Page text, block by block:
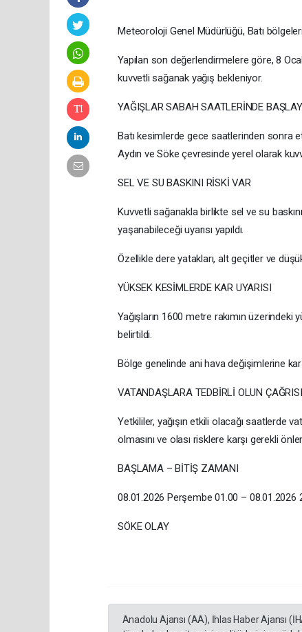
Meteoroloji Genel Müdürlüğü, Batı bölgeleri
Yapılan son değerlendirmelere göre, 8
kuvvetli sağanak yağış bekleniyor.
YAĞIŞLAR SABAH SAATLERİNDE
Batı kesimlerde gece saatlerinden sonra
Aydın ve Söke çevresinde yerel olarak
SEL VE SU BASKINI RİSKİ VAR
Kuvvetli sağanakla birlikte sel ve su
yaşanabileceği uyarısı yapıldı.
Özellikle dere yatakları, alt geçitler ve
YÜKSEK KESİMLERDE KAR UYARISI
Yağışların 1600 metre rakımın
belirtildi.
Bölge genelinde ani hava değişimlerine
VATANDAŞLARA TEDBİRLİ OLUN ÇAĞRISI
Yetkililer, yağışın etkili olacağı saatlerde
olmasını ve olası risklere karşı gerekli
BAŞLAMA – BİTİŞ ZAMANI
08.01.2026 Perşembe 01.00 – 08.01.2026
SÖKE OLAY
Anadolu Ajansı (AA), İhlas Haber Ajansı